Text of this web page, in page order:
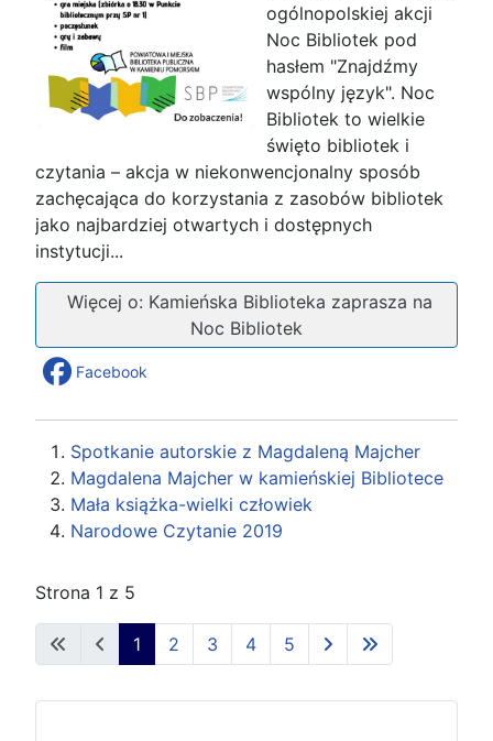
ogólnopolskiej akcji
Noc Bibliotek pod
hasłem "Znajdźmy
wspólny język". Noc
Bibliotek to wielkie
święto bibliotek i
czytania – akcja w niekonwencjonalny sposób
zachęcająca do korzystania z zasobów bibliotek
jako najbardziej otwartych i dostępnych
instytucji...
Więcej o: Kamieńska Biblioteka zaprasza na
Noc Bibliotek
Facebook
Spotkanie autorskie z Magdaleną Majcher
Magdalena Majcher w kamieńskiej Bibliotece
Mała książka-wielki człowiek
Narodowe Czytanie 2019
Strona 1 z 5
1 2 3 4 5